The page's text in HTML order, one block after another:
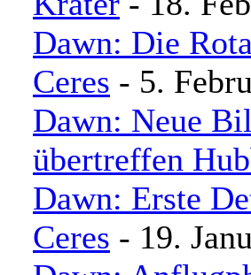
Dawn: Die
Ceres - 5.
Dawn: Neue
übertreffen
Dawn: Erste
Ceres - 19.